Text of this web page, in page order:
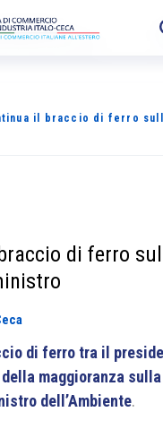
il braccio di ferro
di ferro
di ferro tra il
maggioranza
dell’Ambiente.